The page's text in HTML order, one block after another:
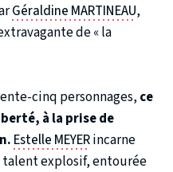
Géraldine MARTINEAU,
de « la
cinq personnages, ce
à la prise de
Estelle MEYERincarne
explosif, entourée